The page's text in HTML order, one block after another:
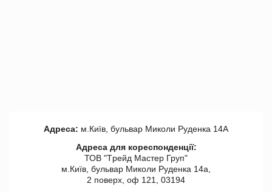
Адреса: м.Київ, бульвар Миколи Руденка 14А
Адреса для кореспонденції:
ТОВ "Tрейд Мастер Груп"
м.Київ, бульвар Миколи Руденка 14а,
2 поверх, оф 121, 03194